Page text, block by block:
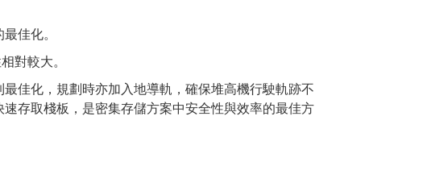
佳化。
對較大。
佳化，規劃時亦加入地導軌，確保堆高機行駛軌跡不
存取棧板，是密集存儲方案中安全性與效率的最佳方